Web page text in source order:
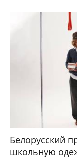
Белорусский
школьную